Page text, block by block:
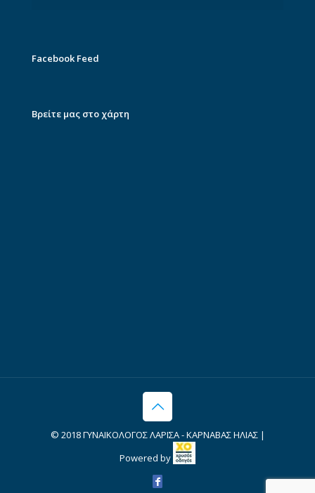
Facebook Feed
Βρείτε μας στο χάρτη
© 2018 ΓΥΝΑΙΚΟΛΟΓΟΣ ΛΑΡΙΣΑ - ΚΑΡΝΑΒΑΣ ΗΛΙΑΣ |
Powered by